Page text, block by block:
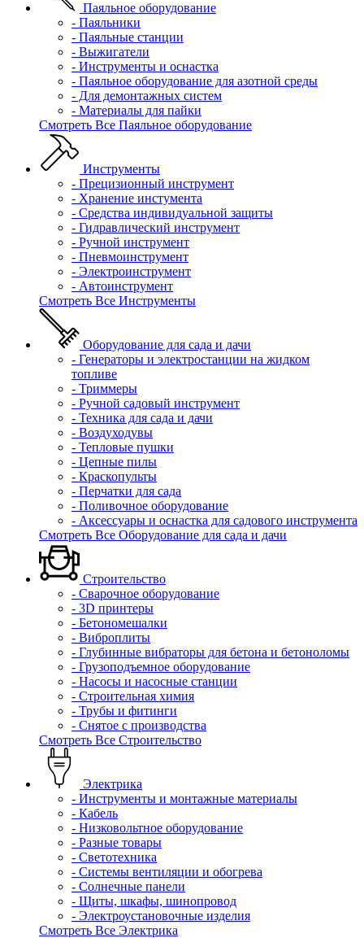
Паяльное оборудование
- Паяльники
- Паяльные станции
- Выжигатели
- Инструменты и оснастка
- Паяльное оборудование для азотной среды
- Для демонтажных систем
- Материалы для пайки
Смотреть Все Паяльное оборудование
Инструменты
- Прецизионный инструмент
- Хранение инстумента
- Средства индивидуальной защиты
- Гидравлический инструмент
- Ручной инструмент
- Пневмоинструмент
- Электроинструмент
- Автоинструмент
Смотреть Все Инструменты
Оборудование для сада и дачи
- Генераторы и электростанции на жидком
топливе
- Триммеры
- Ручной садовый инструмент
- Техника для сада и дачи
- Воздуходувы
- Тепловые пушки
- Цепные пилы
- Краскопульты
- Перчатки для сада
- Поливочное оборудование
- Аксессуары и оснастка для садового инструмента
Смотреть Все Оборудование для сада и дачи
Строительство
- Сварочное оборудование
- 3D принтеры
- Бетономешалки
- Виброплиты
- Глубинные вибраторы для бетона и бетоноломы
- Грузоподъемное оборудование
- Насосы и насосные станции
- Строительная химия
- Трубы и фитинги
- Снятое с производства
Смотреть Все Строительство
Электрика
- Инструменты и монтажные материалы
- Кабель
- Низковольтное оборудование
- Разные товары
- Светотехника
- Системы вентиляции и обогрева
- Солнечные панели
- Щиты, шкафы, шинопровод
- Электроустановочные изделия
Смотреть Все Электрика